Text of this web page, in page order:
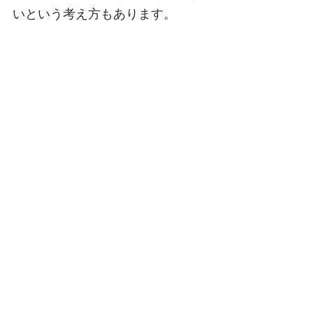
いという考え方もあります。